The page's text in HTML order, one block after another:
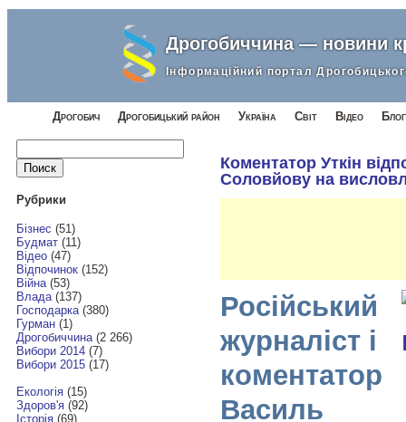
Дрогобиччина — новини
Інформаційний портал
Дрогобич Дрогобицький район Україна Світ Відео
Найти:
Рубрики
Бізнес (51)
Будмат(11)
Відео(47)
Відпочинок(152)
Війна(53)
Влада(137)
Господарка(380)
Гурман(1)
Дрогобиччина(2 266)
Вибори 2014(7)
Вибори 2015(17)
Екологія(15)
Здоров'я(92)
Історія(69)
Коментатор Уткін
Соловйову на
Російський
журналіст і
коментатор
Василь